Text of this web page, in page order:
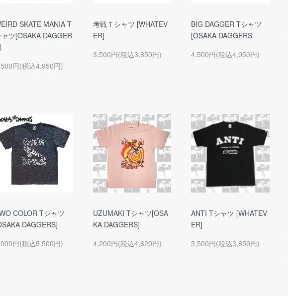
SKATE MANIA T
ャツ[OSAKA DAGGER
円(税込4,950円)
考戦Ｔシャツ [WHATEV
ER]
3,500円(税込3,850円)
BIG DAGGER Tシャツ
[OSAKA DAGGERS
4,500円(税込4,950円)
COLOR Tシャツ
DAGGERS]
円(税込5,500円)
UZUMAKI Tシャツ[OSA
KA DAGGERS]
4,200円(税込4,620円)
ANTI Tシャツ [WHATEV
ER]
3,500円(税込3,850円)